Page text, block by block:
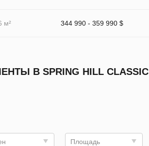
м² 344 990 - 359 990 $
В SPRING HILL CLASSIC
Площадь